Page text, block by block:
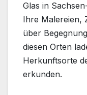
Glas in
Ihre Malereien,
über
diesen Orten
Herkunftsorte
erkunden.